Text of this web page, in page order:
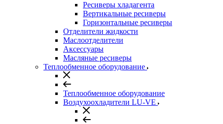
Ресиверы хладагента
Вертикальные ресиверы
Горизонтальные ресиверы
Отделители жидкости
Маслоотделители
Аксессуары
Масляные ресиверы
Теплообменное оборудование
Теплообменное оборудование
Воздухоохладители LU-VE